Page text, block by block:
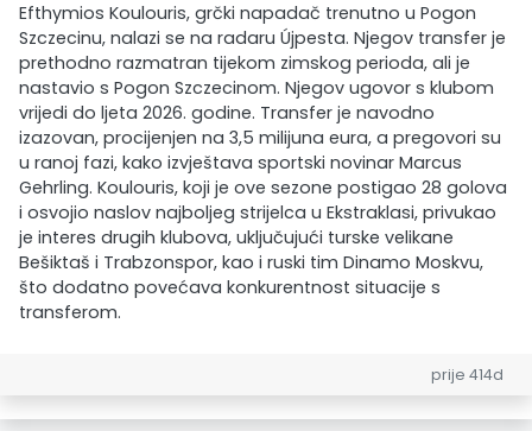
Efthymios Koulouris, grčki napadač trenutno u Pogon
Szczecinu, nalazi se na radaru Újpesta. Njegov transfer je
prethodno razmatran tijekom zimskog perioda, ali je
nastavio s Pogon Szczecinom. Njegov ugovor s klubom
vrijedi do ljeta 2026. godine. Transfer je navodno
izazovan, procijenjen na 3,5 milijuna eura, a pregovori su
u ranoj fazi, kako izvještava sportski novinar Marcus
Gehrling. Koulouris, koji je ove sezone postigao 28 golova
i osvojio naslov najboljeg strijelca u Ekstraklasi, privukao
je interes drugih klubova, uključujući turske velikane
Bešiktaš i Trabzonspor, kao i ruski tim Dinamo Moskvu,
što dodatno povećava konkurentnost situacije s
transferom.
prije 414d